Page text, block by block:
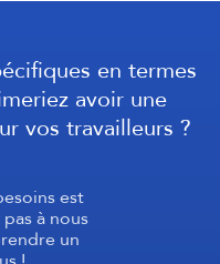
en termes
avoir une
vos travailleurs ?
est
à nous
un